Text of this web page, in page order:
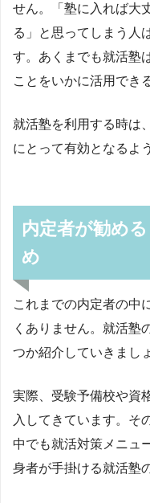
せん。「塾に入れば大
る」と思ってしまう人
す。あくまでも就活塾
ことをいかに活用でき
就活塾を利用する時は
にとって有効となるよ
内定者が勧め
め
これまでの内定者の中
くありません。就活塾
つか紹介していきまし
実際、受験予備校や資
入してきています。そ
中でも就活対策メニュ
身者が手掛ける就活塾